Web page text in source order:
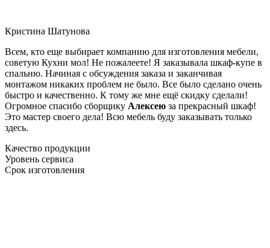
Кристина Шатунова
Всем, кто еще выбирает компанию для изготовления мебели,
советую Кухни мол! Не пожалеете! Я заказывала шкаф-купе в
спальню. Начиная с обсуждения заказа и заканчивая
монтажом никаких проблем не было. Все было сделано очень
быстро и качественно. К тому же мне ещё скидку сделали!
Огромное спасибо сборщику Алексею за прекрасный шкаф!
Это мастер своего дела! Всю мебель буду заказывать только
здесь.
Качество продукции
Уровень сервиса
Срок изготовления